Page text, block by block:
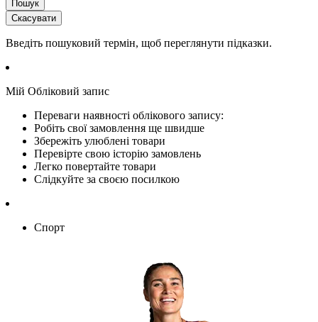
Пошук
Скасувати
Введіть пошуковий термін, щоб переглянути підказки.
Мій Обліковий запис
Переваги наявності облікового запису:
Робіть свої замовлення ще швидше
Збережіть улюблені товари
Перевірте свою історію замовлень
Легко повертайте товари
Слідкуйте за своєю посилкою
Спорт